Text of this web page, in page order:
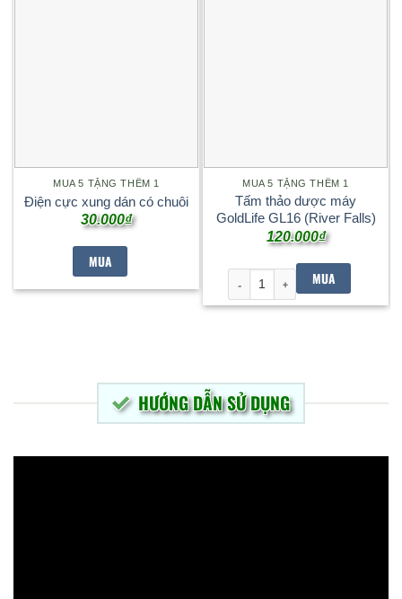
MUA 5 TẶNG THÊM 1
Điện cực xung dán có chuôi
30.000₫
MUA
MUA 5 TẶNG THÊM 1
Tấm thảo dược máy
GoldLife GL16 (River Falls)
120.000₫
Tấm thảo dược máy GoldLife
MUA
HƯỚNG DẪN SỬ DỤNG